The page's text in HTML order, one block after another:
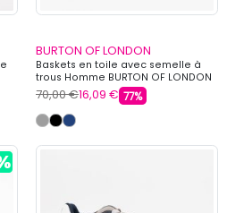
BURTON OF LONDON
Baskets en toile avec semelle à
trous Homme BURTON OF LONDON
70,00 €16,09 € 77%